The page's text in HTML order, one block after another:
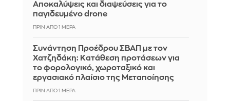
Αποκαλύψεις και διαψεύσεις για το
παγιδευμένο drone
ΠΡΙΝ ΑΠΌ 1 ΜΈΡΑ
Συνάντηση Προέδρου ΣΒΑΠ με τον
Χατζηδάκη: Κατάθεση προτάσεων για
το φορολογικό, χωροταξικό και
εργασιακό πλαίσιο της Μεταποίησης
ΠΡΙΝ ΑΠΌ 1 ΜΈΡΑ